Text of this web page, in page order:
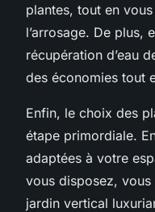
plantes, tout en
l’arrosage. De plus,
récupération d’eau
des économies tout
Enfin, le choix des
étape primordiale.
adaptées à votre
vous disposez, vous
jardin vertical